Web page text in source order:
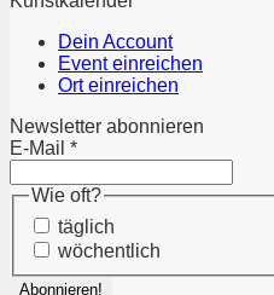
Dein Account
Event einreichen
Ort einreichen
Newsletter abonnieren
E-Mail *
Wie oft?
täglich
wöchentlich